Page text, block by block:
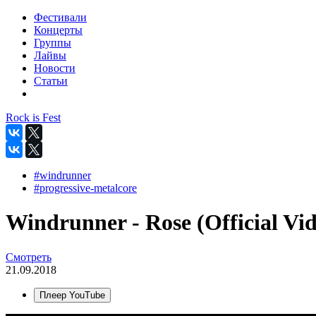
Фестивали
Концерты
Группы
Лайвы
Новости
Статьи
Rock is Fest
#windrunner
#progressive-metalcore
Windrunner - Rose (Official
Смотреть
21.09.2018
Плеер YouTube